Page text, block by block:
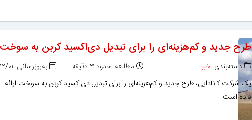
طرح جدید و کم‌هزینه‌ای را برای تبدیل دی‌اکسید کربن به سوخت
دسته‌بندی: خبر مطالعه: حدود ۳ دقیقه
به‌روزرسانی: ۱۳۹۸/۱۲/۰۱
یک شرکت کانادایی، طرح جدید و کم‌هزینه‌ای را برای تبدیل دی‌اکسید کربن به سوخت ارائه
داده است.